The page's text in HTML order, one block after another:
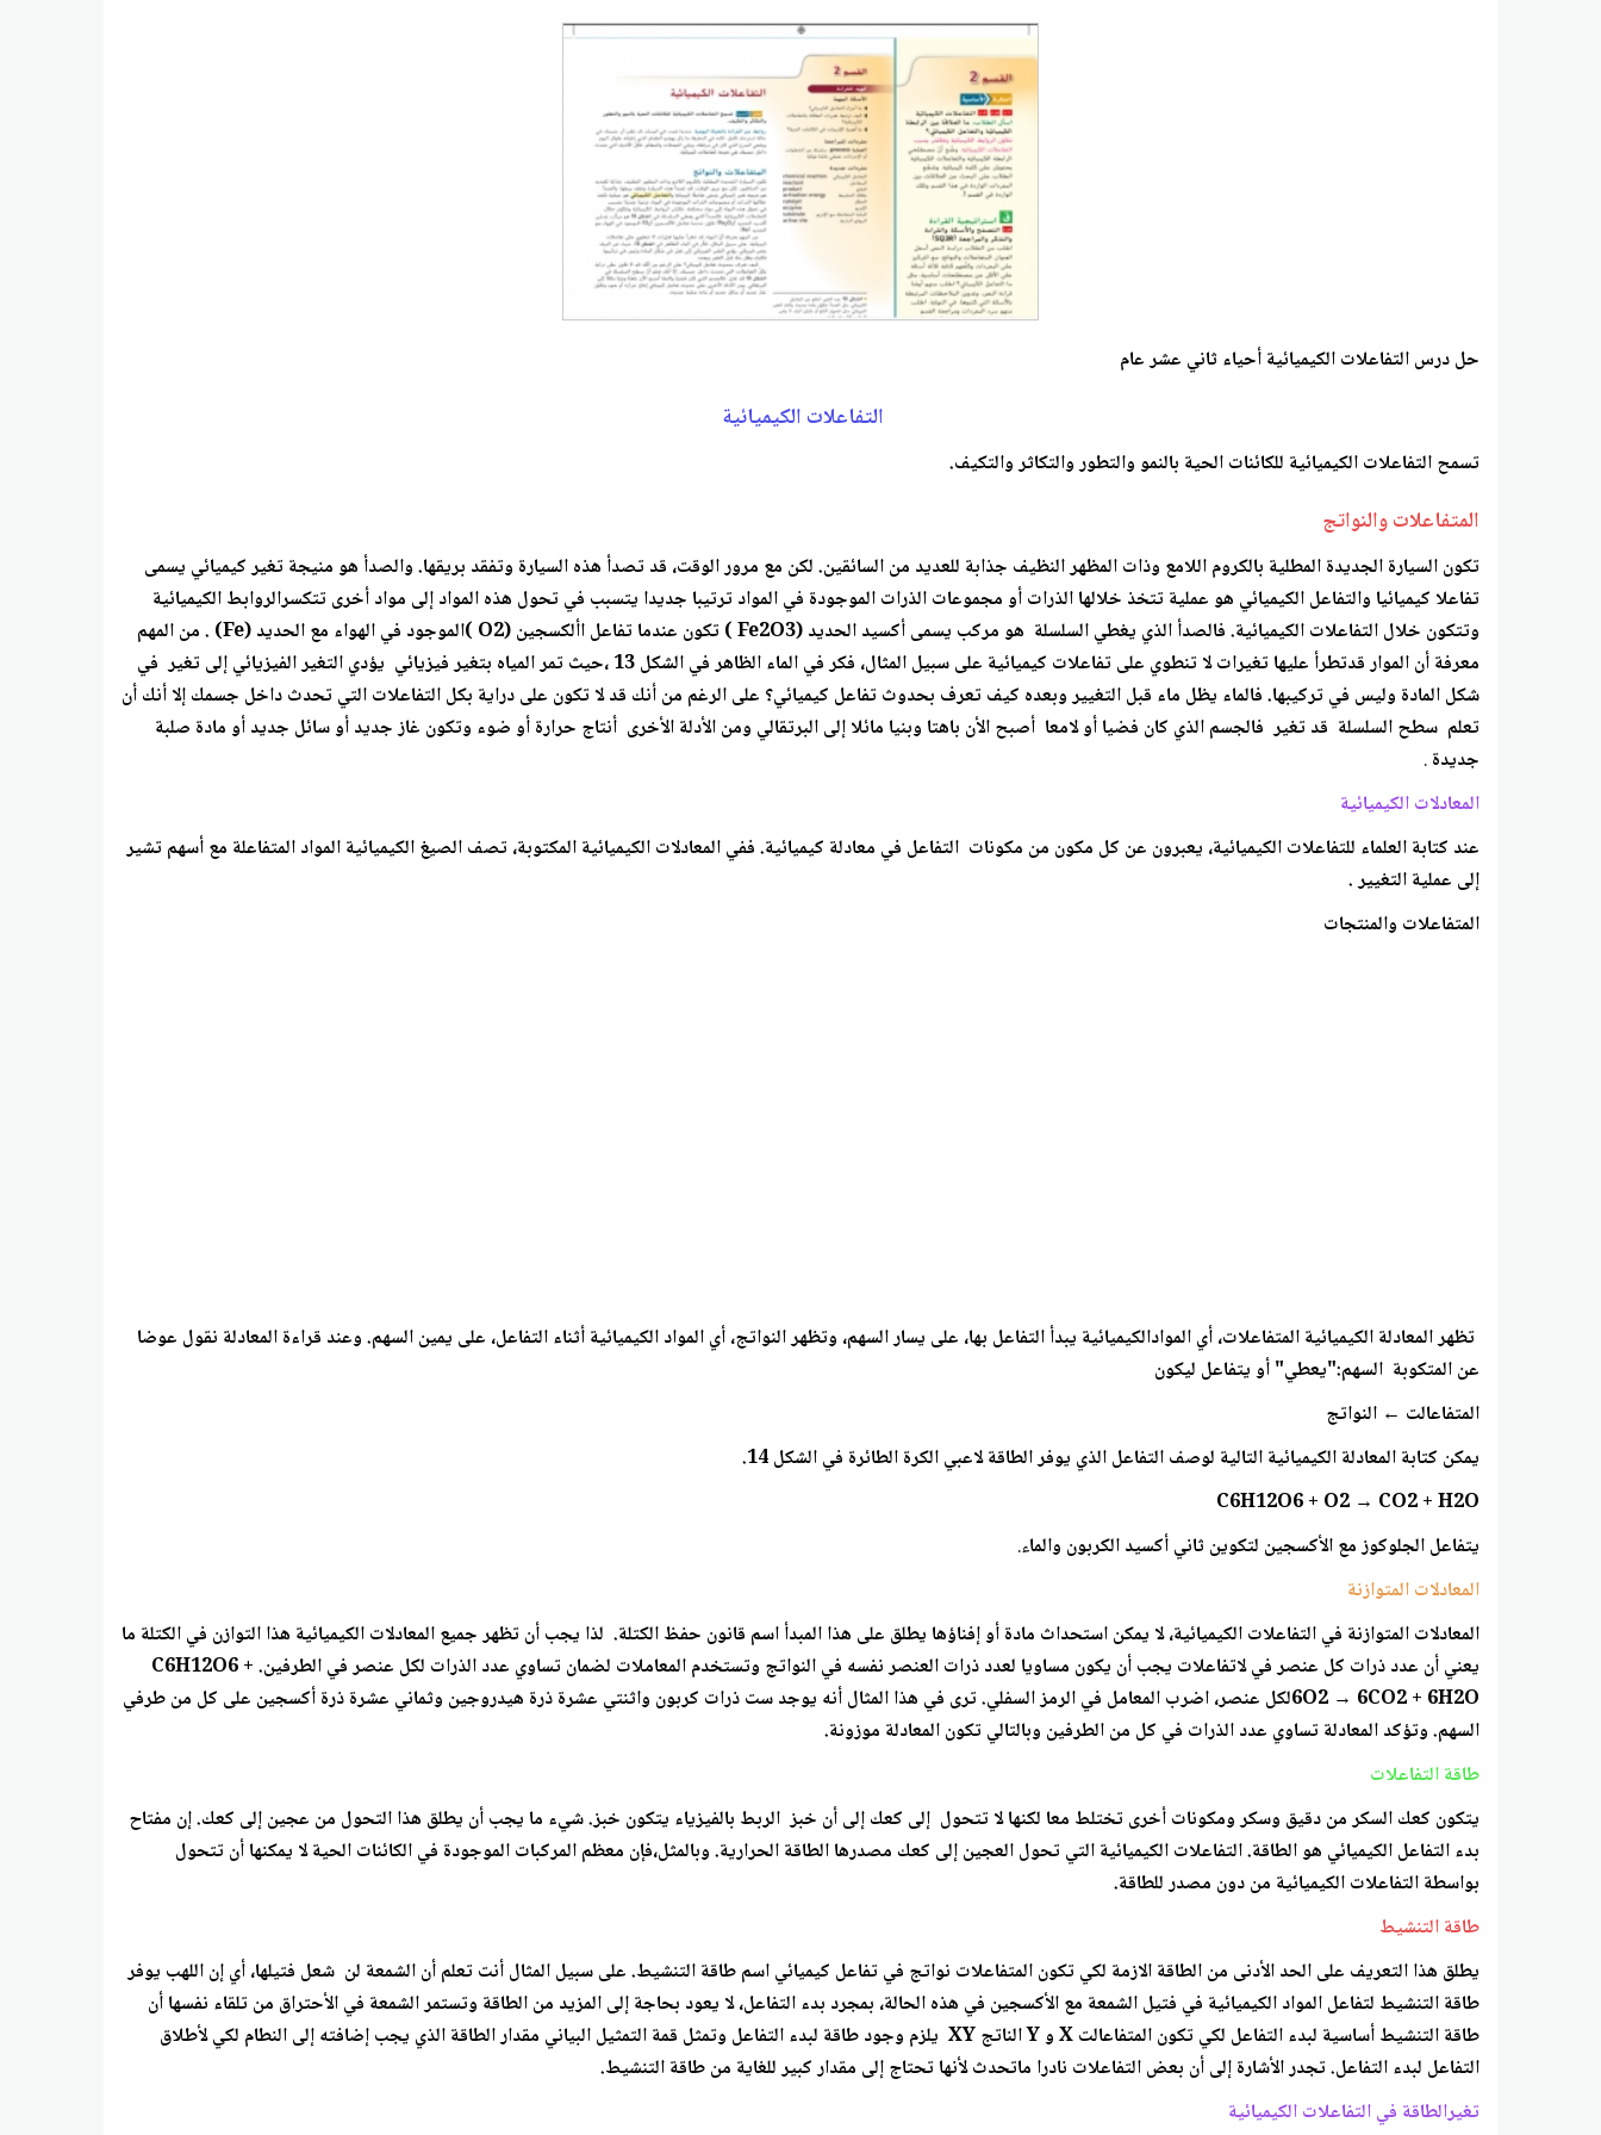
حل درس التفاعلات الكيميائية أحياء ثاني عشر عام
التفاعلات الكيميائية
تسمح التفاعلات الكيميائية للكائنات الحية بالنمو والتطور والتكاثر والتكيف.
المتفاعلات والنواتج
تكون السيارة الجديدة المطلية بالكروم اللامع وذات المظهر النظيف جذابة للعديد من السائقين. لكن مع مرور الوقت، قد تصدأ هذه السيارة وتفقد بريقها. والصدأ هو منيجة تغير كيميائي يسمى
تفاعلا كيميائيا والتفاعل الكيميائي هو عملية تتخذ خلالها الذرات أو مجموعات الذرات الموجودة في المواد ترتيبا جديدا يتسبب في تحول هذه المواد إلى مواد أخرى تتكسرالروابط الكيميائية
وتتكون خلال التفاعلات الكيميائية. فالصدأ الذي يغطي السلسلة هو مركب يسمى أكسيد الحديد (Fe2O3 ) تكون عندما تفاعل األكسجين (O2 )الموجود في الهواء مع الحديد (Fe) . من المهم
معرفة أن الموار قدتطرأ عليها تغيرات لا تنطوي على تفاعلات كيميائية على سبيل المثال، فكر في الماء الظاهر في الشكل 13 ،حيث تمر المياه بتغير فيزيائي يؤدي التغير الفيزيائي إلى تغير في
شكل المادة وليس في تركيبها. فالماء يظل ماء قبل التغيير وبعده كيف تعرف بحدوث تفاعل كيميائي؟ على الرغم من أنك قد لا تكون على دراية بكل التفاعلات التي تحدث داخل جسمك إلا أنك أن
تعلم سطح السلسلة قد تغير فالجسم الذي كان فضيا أو لامعا أصبح الأن باهتا وبنيا مائلا إلى البرتقالي ومن الأدلة الأخرى أنتاج حرارة أو ضوء وتكون غاز جديد أو سائل جديد أو مادة صلبة
جديدة.
المعادلات الكيميائية
عند كتابة العلماء للتفاعلات الكيميائية، يعبرون عن كل مكون من مكونات التفاعل في معادلة كيميائية. ففي المعادلات الكيميائية المكتوبة، تصف الصيغ الكيميائية المواد المتفاعلة مع أسهم تشير
إلى عملية التغيير .
المتفاعلات والمنتجات
تظهر المعادلة الكيميائية المتفاعلات، أي الموادالكيميائية يبدأ التفاعل بها، على يسار السهم، وتظهر النواتج، أي المواد الكيميائية أثناء التفاعل، على يمين السهم. وعند قراءة المعادلة نقول عوضا
عن المتكوبة السهم:"يعطي" أو يتفاعل ليكون
المتفاعالت ← النواتج
يمكن كتابة المعادلة الكيميائية التالية لوصف التفاعل الذي يوفر الطاقة لاعبي الكرة الطائرة في الشكل 14.
C6H12O6 + O2 → CO2 + H2O
يتفاعل الجلوكوز مع الأكسجين لتكوين ثاني أكسيد الكربون والماء.
المعادلات المتوازنة
المعادلات المتوازنة في التفاعلات الكيميائية، لا يمكن استحداث مادة أو إفناؤها يطلق على هذا المبدأ اسم قانون حفظ الكتلة. لذا يجب أن تظهر جميع المعادلات الكيميائية هذا التوازن في الكتلة ما
يعني أن عدد ذرات كل عنصر في لاتفاعلات يجب أن يكون مساويا لعدد ذرات العنصر نفسه في النواتج وتستخدم المعاملات لضمان تساوي عدد الذرات لكل عنصر في الطرفين. C6H12O6 +
6O2 → 6CO2 + 6H2Oلكل عنصر، اضرب المعامل في الرمز السفلي. ترى في هذا المثال أنه يوجد ست ذرات كربون واثنتي عشرة ذرة هيدروجين وثماني عشرة ذرة أكسجين على كل من طرفي
السهم. وتؤكد المعادلة تساوي عدد الذرات في كل من الطرفين وبالتالي تكون المعادلة موزونة.
طاقة التفاعلات
يتكون كعك السكر من دقيق وسكر ومكونات أخرى تختلط معا لكنها لا تتحول إلى كعك إلى أن خبز الربط بالفيزياء يتكون خبز. شيء ما يجب أن يطلق هذا التحول من عجين إلى كعك. إن مفتاح
بدء التفاعل الكيميائي هو الطاقة. التفاعلات الكيميائية التي تحول العجين إلى كعك مصدرها الطاقة الحرارية. وبالمثل،فإن معظم المركبات الموجودة في الكائنات الحية لا يمكنها أن تتحول
بواسطة التفاعلات الكيميائية من دون مصدر للطاقة.
طاقة التنشيط
يطلق هذا التعريف على الحد الأدنى من الطاقة الازمة لكي تكون المتفاعلات نواتج في تفاعل كيميائي اسم طاقة التنشيط. على سبيل المثال أنت تعلم أن الشمعة لن شعل فتيلها، أي إن اللهب يوفر
طاقة التنشيط لتفاعل المواد الكيميائية في فتيل الشمعة مع الأكسجين في هذه الحالة، بمجرد بدء التفاعل، لا يعود بحاجة إلى المزيد من الطاقة وتستمر الشمعة في الأحتراق من تلقاء نفسها أن
طاقة التنشيط أساسية لبدء التفاعل لكي تكون المتفاعالت X و Y الناتج XY يلزم وجود طاقة لبدء التفاعل وتمثل قمة التمثيل البياني مقدار الطاقة الذي يجب إضافته إلى النطام لكي لأطلاق
التفاعل لبدء التفاعل. تجدر الأشارة إلى أن بعض التفاعلات نادرا ماتحدث لأنها تحتاج إلى مقدار كبير للغاية من طاقة التنشيط.
تغيرالطاقة في التفاعلات الكيميائية